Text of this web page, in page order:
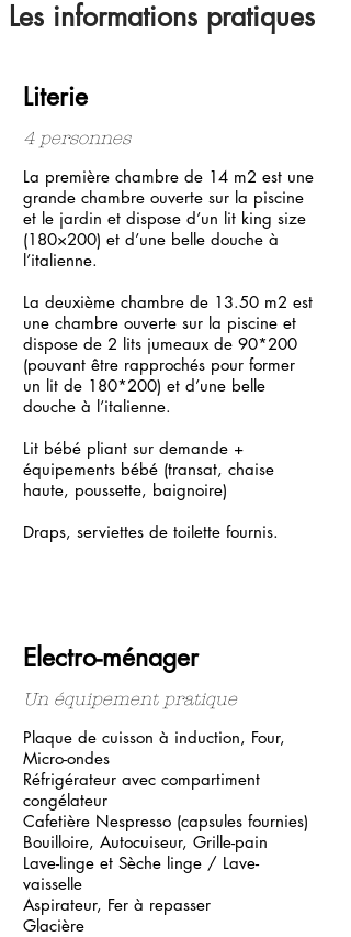
Les informations pratiques
Literie
4 personnes
La première chambre de 14 m2 est une
grande chambre ouverte sur la piscine
et le jardin et dispose d’un lit king size
(180×200) et d’une belle douche à
l’italienne.
La deuxième chambre de 13.50 m2 est
une chambre ouverte sur la piscine et
dispose de 2 lits jumeaux de 90*200
(pouvant être rapprochés pour former
un lit de 180*200) et d’une belle
douche à l’italienne.
Lit bébé pliant sur demande +
équipements bébé (transat, chaise
haute, poussette, baignoire)
Draps, serviettes de toilette fournis.
Electro-ménager
Un équipement pratique
Plaque de cuisson à induction, Four, ​​
Micro-ondes
Réfrigérateur avec compartiment
congélateur
Cafetière Nespresso (capsules fournies)
Bouilloire, Autocuiseur, ​​Grille-pain
​Lave-linge et Sèche linge / Lave-
vaisselle
Aspirateur, Fer à repasser
Glacière